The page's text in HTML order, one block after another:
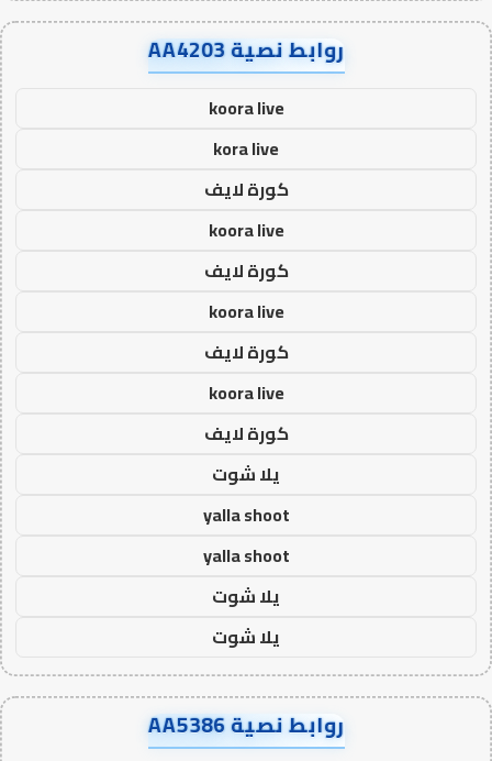
روابط نصية AA4203
koora live
kora live
كورة لايف
koora live
كورة لايف
koora live
كورة لايف
koora live
كورة لايف
يلا شوت
yalla shoot
yalla shoot
يلا شوت
يلا شوت
روابط نصية AA5386